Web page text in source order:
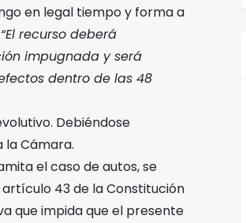
en legal tiempo y forma a
“El recurso deberá
impugnada y será
dentro de las 48
Debiéndose
la Cámara.
el caso de autos, se
43 de la Constitución
que impida que el presente